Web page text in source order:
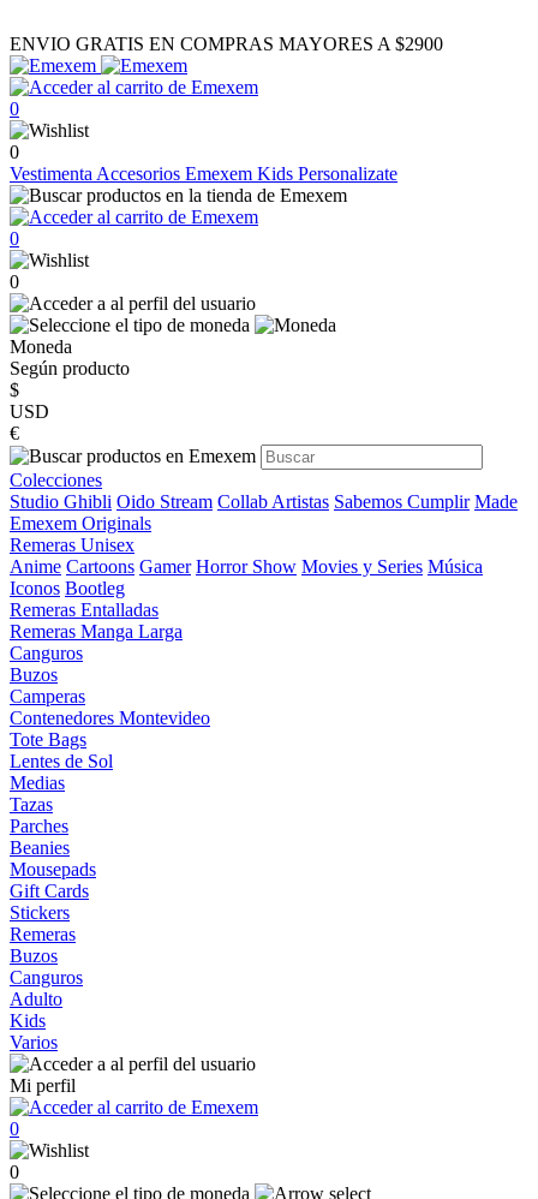
ENVIO GRATIS EN COMPRAS MAYORES A $2900
0
0
Vestimenta Accesorios Emexem Kids Personalizate
0
0
Moneda
Según producto
$
USD
€
Colecciones
Studio Ghibli Oido Stream Collab Artistas Sabemos Cumplir Made
Emexem Originals
Remeras Unisex
Anime Cartoons Gamer Horror Show Movies y Series Música
Iconos Bootleg
Remeras Entalladas
Remeras Manga Larga
Canguros
Buzos
Camperas
Contenedores Montevideo
Tote Bags
Lentes de Sol
Medias
Tazas
Parches
Beanies
Mousepads
Gift Cards
Stickers
Remeras
Buzos
Canguros
Adulto
Kids
Varios
Mi perfil
0
0